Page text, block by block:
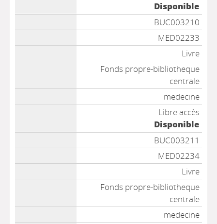
Disponible
BUC003210
MED02233
Livre
Fonds propre-bibliotheque
centrale
medecine
Libre accès
Disponible
BUC003211
MED02234
Livre
Fonds propre-bibliotheque
centrale
medecine